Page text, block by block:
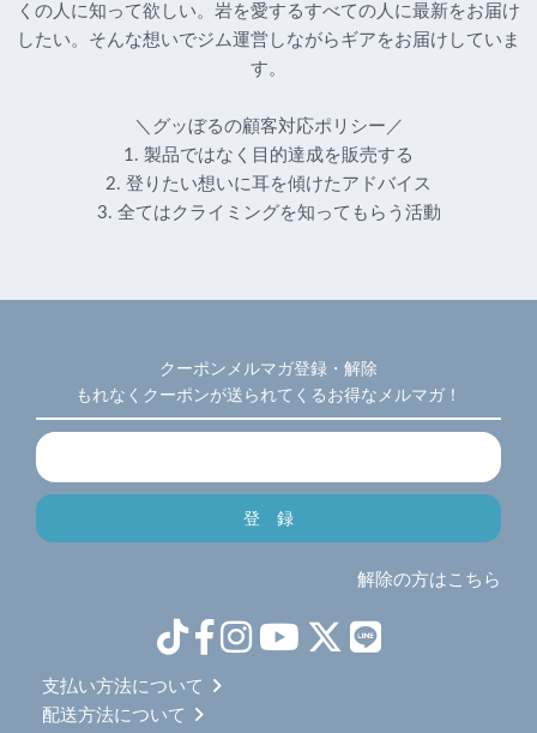
くの人に知って欲しい。岩を愛するすべての人に最新をお届け
したい。そんな想いでジム運営しながらギアをお届けしていま
す。
＼グッぼるの顧客対応ポリシー／
1. 製品ではなく目的達成を販売する
2. 登りたい想いに耳を傾けたアドバイス
3. 全てはクライミングを知ってもらう活動
クーポンメルマガ登録・解除
もれなくクーポンが送られてくるお得なメルマガ！
解除の方はこちら
支払い方法について
配送方法について